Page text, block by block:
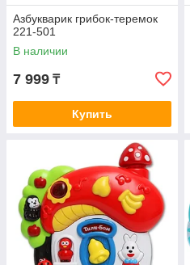
Азбукварик грибок-теремок
221-501
В наличии
7 999 ₸
Купить